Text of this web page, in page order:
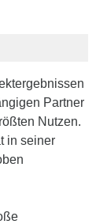
Partner
Nutzen.
in seiner